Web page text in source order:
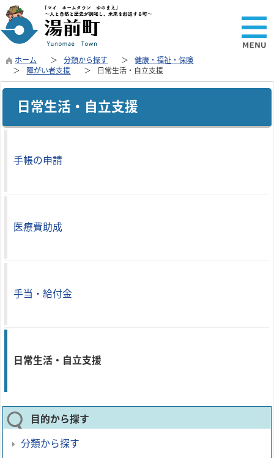
ホーム 分類から探す
健康・福祉・保険
障がい者支援
日常生活・自立支援
日常生活・自立支援
手帳の申請
医療費助成
手当・給付金
日常生活・自立支援
目的から探す
分類から探す